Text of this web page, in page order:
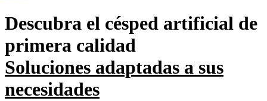
Descubra el césped artificial de
primera calidad
Soluciones adaptadas a sus
necesidades